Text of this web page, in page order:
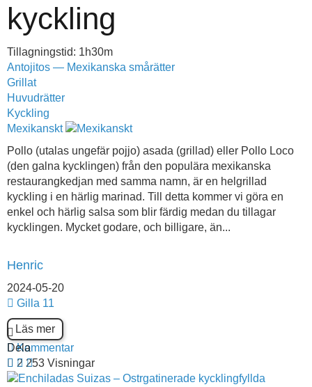
kyckling
Tillagningstid: 1h30m
Antojitos — Mexikanska smårätter
Grillat
Huvudrätter
Kyckling
Mexikanskt
Pollo (utalas ungefär pojjo) asada (grillad) eller Pollo Loco
(den galna kycklingen) från den populära mexikanska
restaurangkedjan med samma namn, är en helgrillad
kyckling i en härlig marinad. Till detta kommer vi göra en
enkel och härlig salsa som blir färdig medan du tillagar
kycklingen. Mycket godare, och billigare, än...
Henric
2024-05-20
Gilla 11
Läs mer
Kommentar
2 253 Visningar
Dela